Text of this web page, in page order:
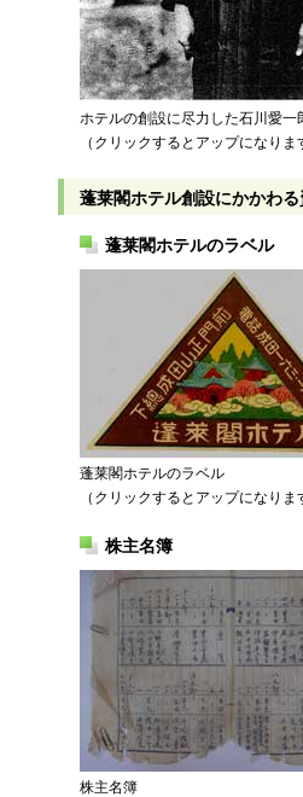
ホテルの創設に尽力した石川愛一
（クリックするとアップになりま
蓬莱閣ホテル創設にかかわる
蓬莱閣ホテルのラベル
蓬莱閣ホテルのラベル
（クリックするとアップになりま
株主名簿
株主名簿